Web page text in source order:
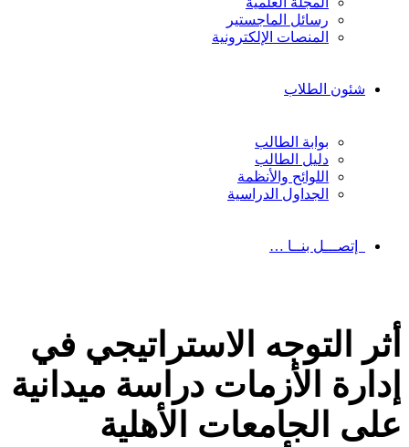
رسائل الماجستير
المنصات الإلكترونية
شئون الطلاب
بوابة الطالب
دليل الطالب
اللوائح والأنظمة
الجداول الدراسية
إتصـــل بنــا …
أثر التوجه الاستراتيجي في
إدارة الأزمات دراسة ميدانية
على الجامعات الأهلية